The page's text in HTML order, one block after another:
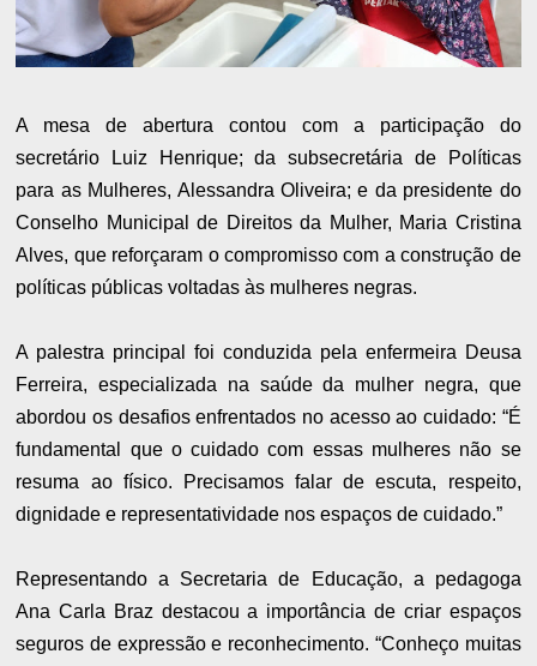
A mesa de abertura contou com a participação do
secretário Luiz Henrique; da subsecretária de Políticas
para as Mulheres, Alessandra Oliveira; e da presidente do
Conselho Municipal de Direitos da Mulher, Maria Cristina
Alves, que reforçaram o compromisso com a construção de
políticas públicas voltadas às mulheres negras.
A palestra principal foi conduzida pela enfermeira Deusa
Ferreira, especializada na saúde da mulher negra, que
abordou os desafios enfrentados no acesso ao cuidado: “É
fundamental que o cuidado com essas mulheres não se
resuma ao físico. Precisamos falar de escuta, respeito,
dignidade e representatividade nos espaços de cuidado.”
Representando a Secretaria de Educação, a pedagoga
Ana Carla Braz destacou a importância de criar espaços
seguros de expressão e reconhecimento. “Conheço muitas